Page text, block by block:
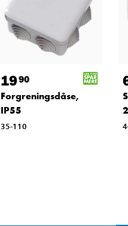
1990
Forgreningsdåse,
IP55
35-110